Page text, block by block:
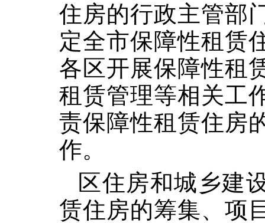
住房的行政主管部
定全市保障性租赁
各区开展保障性租
租赁管理等相关工
责保障性租赁住房
作。
区住房和城乡建
赁住房的筹集、项